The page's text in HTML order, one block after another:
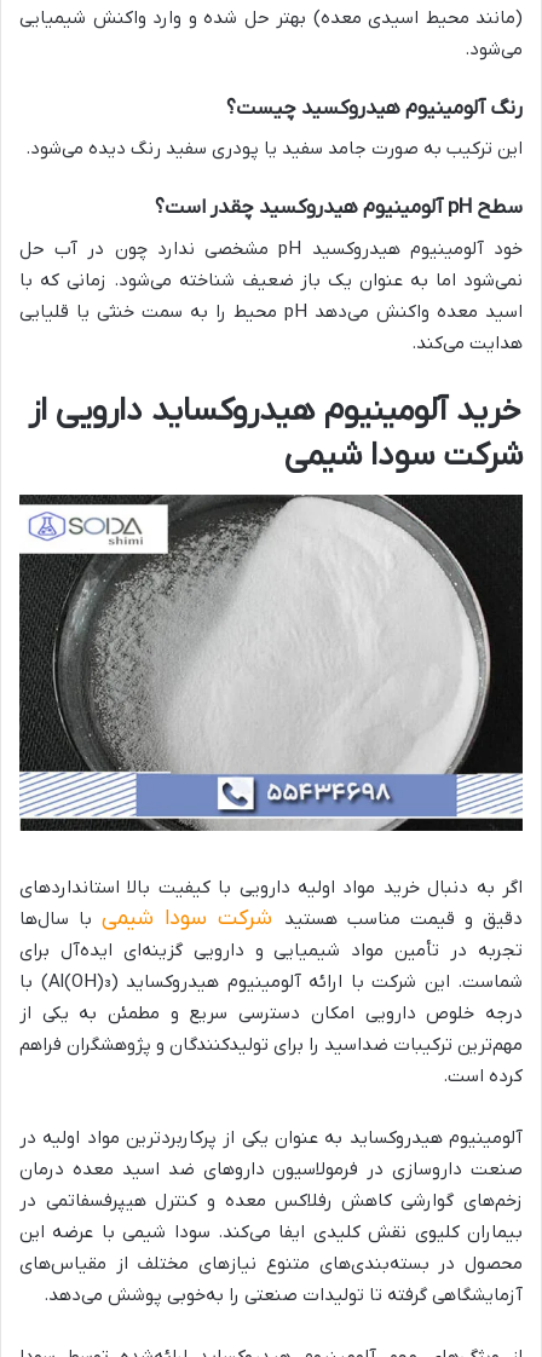
(مانند محیط اسیدی معده) بهتر حل شده و وارد واکنش شیمیایی
می‌شود.
رنگ آلومینیوم هیدروکسید چیست؟
این ترکیب به صورت جامد سفید یا پودری سفید رنگ دیده می‌شود.
سطح pH آلومینیوم هیدروکسید چقدر است؟
خود آلومینیوم هیدروکسید pH مشخصی ندارد چون در آب حل
نمی‌شود اما به عنوان یک باز ضعیف شناخته می‌شود. زمانی که با
اسید معده واکنش می‌دهد pH محیط را به سمت خنثی یا قلیایی
هدایت می‌کند.
خرید آلومینیوم هیدروکساید دارویی از
شرکت سودا شیمی
اگر به دنبال خرید مواد اولیه دارویی با کیفیت بالا استانداردهای
دقیق و قیمت مناسب هستید شرکت سودا شیمیبا سال‌ها
تجربه در تأمین مواد شیمیایی و دارویی گزینه‌ای ایده‌آل برای
شماست. این شرکت با ارائه آلومینیوم هیدروکساید (Al(OH)₃) با
درجه خلوص دارویی امکان دسترسی سریع و مطمئن به یکی از
مهم‌ترین ترکیبات ضداسید را برای تولیدکنندگان و پژوهشگران فراهم
کرده است.
آلومینیوم هیدروکساید به عنوان یکی از پرکاربردترین مواد اولیه در
صنعت داروسازی در فرمولاسیون داروهای ضد اسید معده درمان
زخم‌های گوارشی کاهش رفلاکس معده و کنترل هیپرفسفاتمی در
بیماران کلیوی نقش کلیدی ایفا می‌کند. سودا شیمی با عرضه این
محصول در بسته‌بندی‌های متنوع نیازهای مختلف از مقیاس‌های
آزمایشگاهی گرفته تا تولیدات صنعتی را به‌خوبی پوشش می‌دهد.